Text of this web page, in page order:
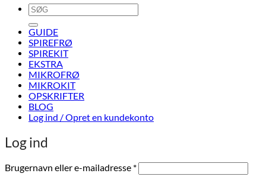
Søg
efter:
GUIDE
SPIREFRØ
SPIREKIT
EKSTRA
MIKROFRØ
MIKROKIT
OPSKRIFTER
BLOG
Log ind / Opret en kundekonto
Log ind
Brugernavn eller e-mailadresse *Påkrævet